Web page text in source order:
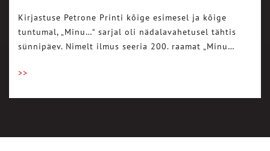
Kirjastuse Petrone Printi kõige esimesel ja kõige
tuntumal, „Minu…“ sarjal oli nädalavahetusel tähtis
sünnipäev. Nimelt ilmus seeria 200. raamat „Minu…
>>